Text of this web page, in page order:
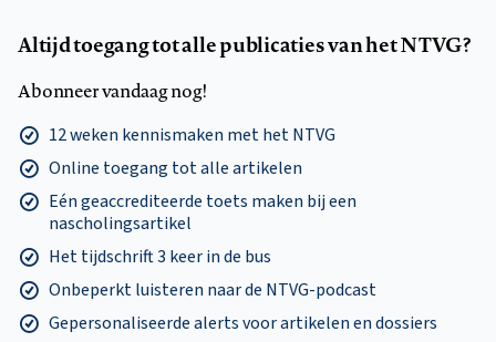
Altijd toegang tot alle publicaties van het NTVG?
Abonneer vandaag nog!
12 weken kennismaken met het NTVG
Online toegang tot alle artikelen
Eén geaccrediteerde toets maken bij een
nascholingsartikel
Het tijdschrift 3 keer in de bus
Onbeperkt luisteren naar de NTVG-podcast
Gepersonaliseerde alerts voor artikelen en dossiers